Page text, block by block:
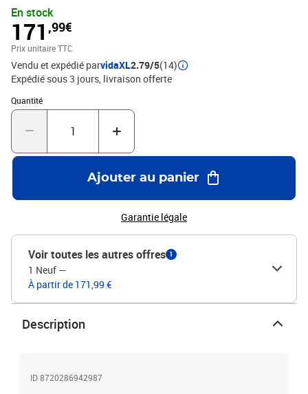
robuste : la construction de ce banc en bambou assure sa
robustesse, sa durabilité et son service à long terme.Design
décoratif : la pergola est conçue pour accueillir et soutenir tous les
types de plantes grimpantes. Ce banc avec treillis apporte un joli
charme à votre jardin et offre un endroit romantique pour vous
détendre. Remarque :Afin de prolonger la durée de vie de votre
mobilier d'extérieur, nous vous recommandons de le protéger avec
une housse imperméable.Chaque produit est livré avec un manuel
de montage dans la boîte pour un montage facile.Matériau :
H)Coussin inclus : non
En stock
171 ,99€
Prix unitaire TTC
Vendu et expédié parvidaXL2.79/5(14)
Expédié sous 3 jours livraison offerte
Quantité
Quantité : 1
Ajouter au panier
Garantie légale
Voir toutes les autres offres 1
1 Neuf —
À partir de 171,99 €
Description
ID 8720286942987